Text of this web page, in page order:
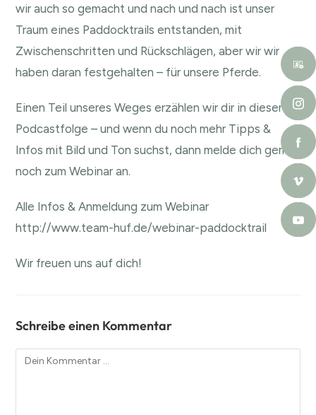
wir auch so gemacht und nach und nach ist unser
Traum eines Paddocktrails entstanden, mit
Zwischenschritten und Rückschlägen, aber wir wir
haben daran festgehalten – für unsere Pferde.
Einen Teil unseres Weges erzählen wir dir in dieser
Podcastfolge – und wenn du noch mehr Tipps &
Infos mit Bild und Ton suchst, dann melde dich gern
noch zum Webinar an.
Alle Infos & Anmeldung zum Webinar
http://www.team-huf.de/webinar-paddocktrail
Wir freuen uns auf dich!
Schreibe einen Kommentar